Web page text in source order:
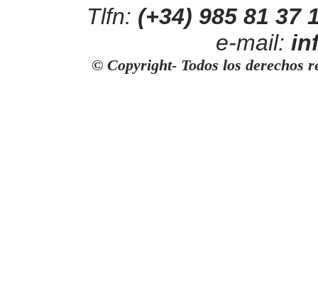
Tlfn: (+34) 985 81 37
e-mail:
© Copyright- Todos los derechos